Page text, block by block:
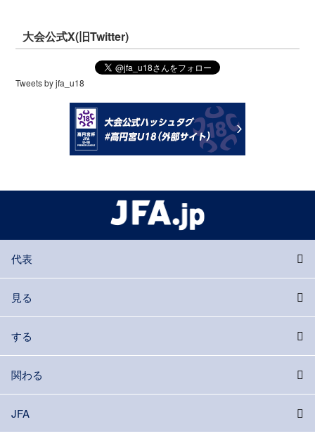
大会公式X(旧Twitter)
Tweets by jfa_u18
代表
見る
する
関わる
JFA